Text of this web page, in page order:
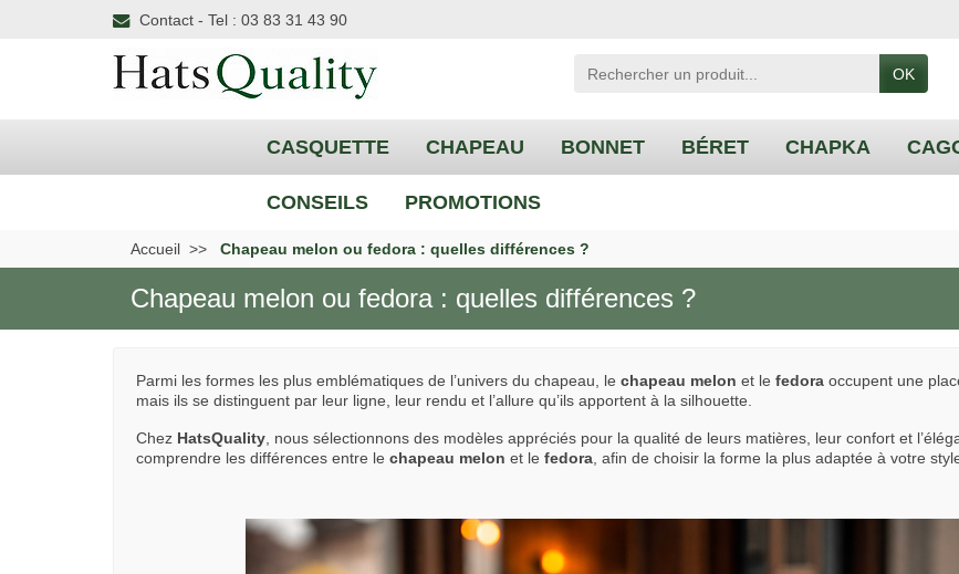
Contact - Tel : 03 83 31 43 90
OK
CASQUETTE CHAPEAU BONNET BÉRET CHAPKA
CONSEILS PROMOTIONS
Accueil Chapeau melon ou fedora : quelles différences ?
Chapeau melon ou fedora : quelles différences ?
Parmi les formes les plus emblématiques de l’univers du chapeau, le chapeau melon et le fedora occupent une
mais ils se distinguent par leur ligne, leur rendu et l’allure qu’ils apportent à la silhouette.
Chez HatsQuality , nous sélectionnons des modèles appréciés pour la qualité de leurs matières, leur confort et
comprendre les différences entre le chapeau melon et le fedora , afin de choisir la forme la plus adaptée à votre